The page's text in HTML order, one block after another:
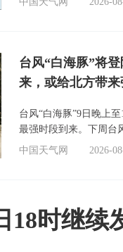
台风“白海豚”将
来，或给北方带
台风“白海豚”9日晚上
最强时段到来。下周台
中国天气网
2026-
18时继续